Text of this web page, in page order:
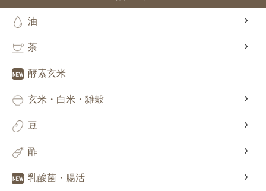
油
茶
酵素玄米
玄米・白米・雑穀
豆
酢
乳酸菌・腸活